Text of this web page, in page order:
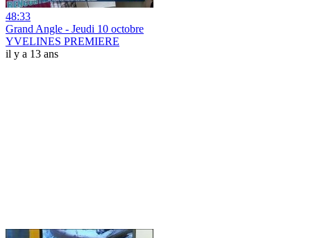
48:33
Grand Angle - Jeudi 10 octobre
YVELINES PREMIERE
il y a 13 ans